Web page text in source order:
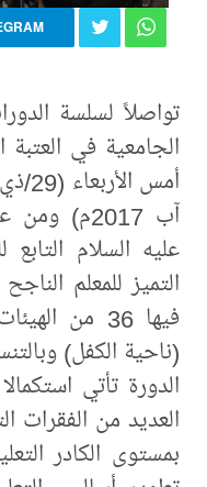
تواصلاً لسلسة
الجامعية في
آب 2017م)
عليه السلام التابع
التميز للمعلم
فيها 36 من
(ناحية الكفل)
الدورة تأتي
العديد من الفقرات
بمستوى الكادر